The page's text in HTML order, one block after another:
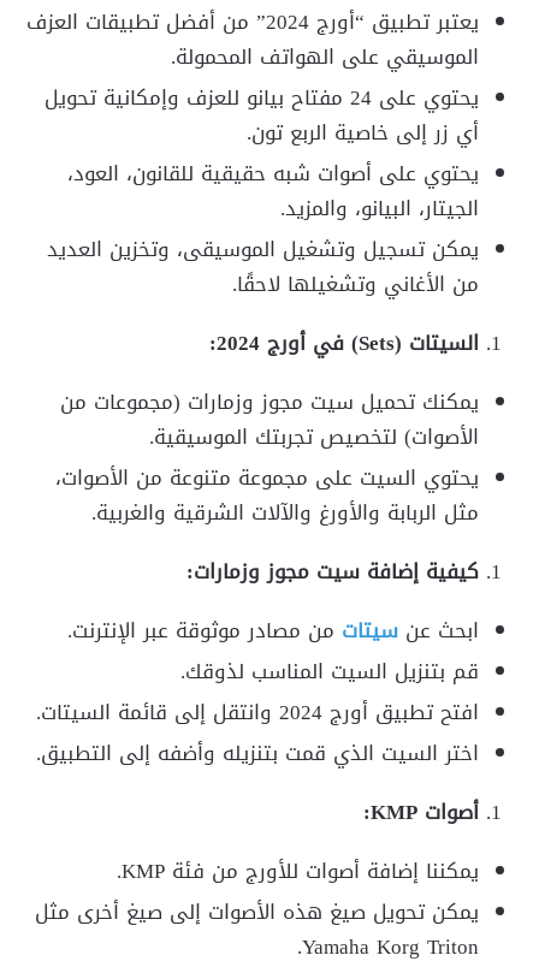
يعتبر تطبيق “أورج 2024” من أفضل تطبيقات العزف
الموسيقي على الهواتف المحمولة.
يحتوي على 24 مفتاح بيانو للعزف وإمكانية تحويل
أي زر إلى خاصية الربع تون.
يحتوي على أصوات شبه حقيقية للقانون، العود،
الجيتار، البيانو، والمزيد.
يمكن تسجيل وتشغيل الموسيقى، وتخزين العديد
من الأغاني وتشغيلها لاحقًا.
السيتات (Sets) في أورج 2024:
يمكنك تحميل سيت مجوز وزمارات (مجموعات من
الأصوات) لتخصيص تجربتك الموسيقية.
يحتوي السيت على مجموعة متنوعة من الأصوات،
مثل الربابة والأورغ والآلات الشرقية والغربية.
كيفية إضافة سيت مجوز وزمارات:
ابحث عن سيتات من مصادر موثوقة عبر الإنترنت.
قم بتنزيل السيت المناسب لذوقك.
افتح تطبيق أورج 2024 وانتقل إلى قائمة السيتات.
اختر السيت الذي قمت بتنزيله وأضفه إلى التطبيق.
أصوات KMP:
يمكننا إضافة أصوات للأورج من فئة KMP.
يمكن تحويل صيغ هذه الأصوات إلى صيغ أخرى مثل
Yamaha Korg Triton.